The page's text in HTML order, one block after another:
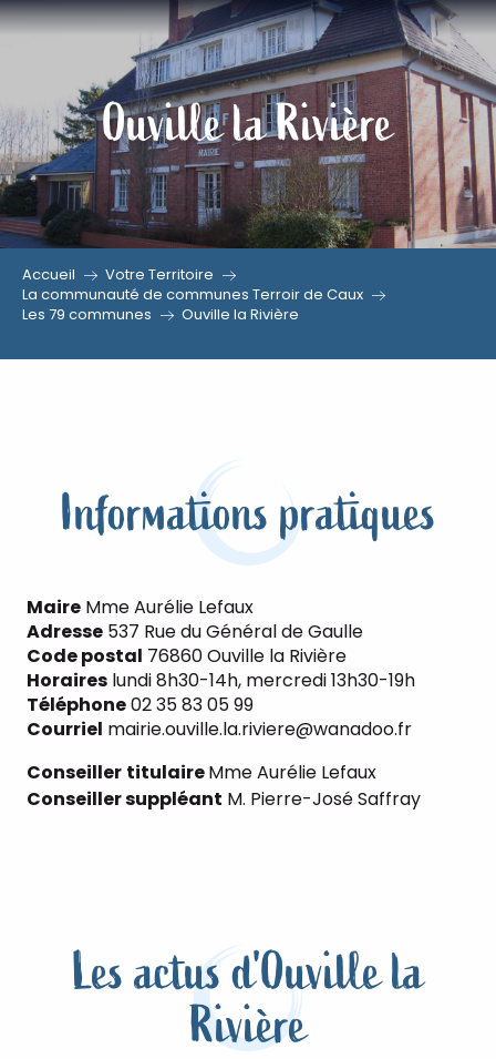
contenu
principal
Ouville la Rivière
Accueil
Votre Territoire
La communauté de communes Terroir de Caux
Les 79 communes
Ouville la Rivière
Informations pratiques
Maire Mme Aurélie Lefaux
Adresse 537 Rue du Général de Gaulle
Code postal 76860 Ouville la Rivière
Horaires lundi 8h30-14h, mercredi 13h30-19h
Téléphone02 35 83 05 99
Courriel mairie.ouville.la.riviere@wanadoo.fr
Conseiller titulaireMme Aurélie Lefaux
Conseiller suppléant M. Pierre-José Saffray
Les actus d'Ouville la
Rivière